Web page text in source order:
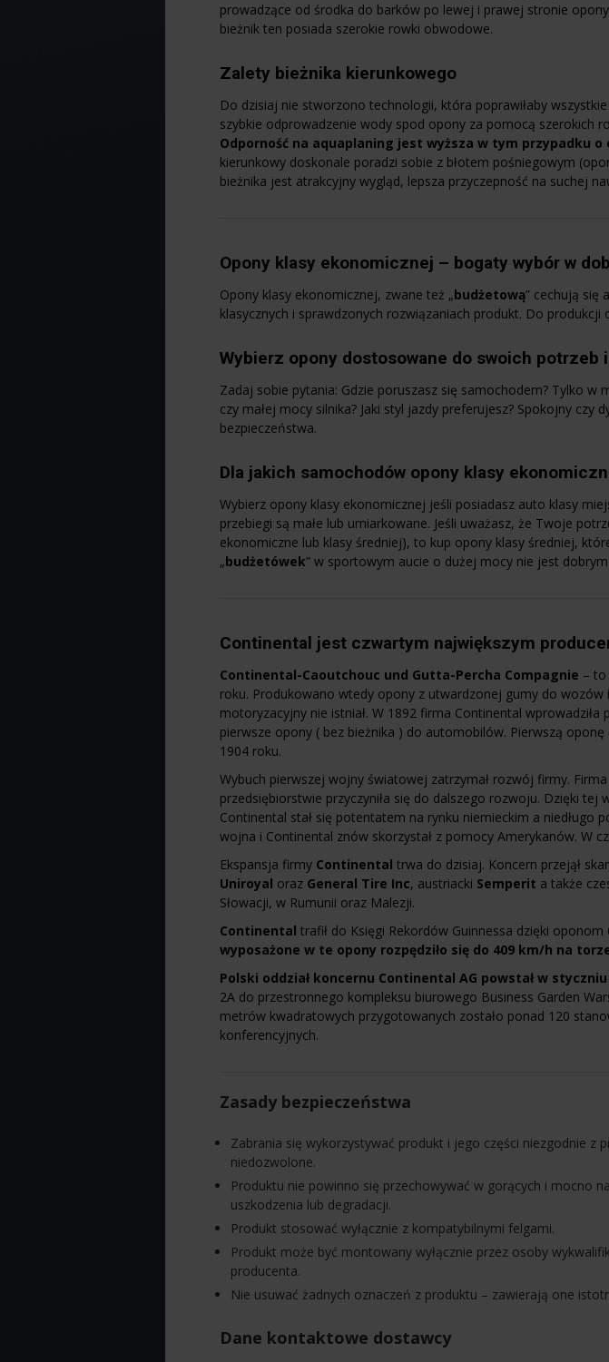
prowadzące od środka do barków po lewej i prawej stronie
bieżnik ten posiada szerokie rowki obwodowe.
Zalety bieżnika kierunkowego
Do dzisiaj nie stworzono technologii, która poprawiłaby
szybkie odprowadzenie wody spod opony za pomocą szerokich
Odporność na aquaplaning jest wyższa w tym przypadku
kierunkowy doskonale poradzi sobie z błotem pośniegowym
bieżnika jest atrakcyjny wygląd, lepsza przyczepność na suchej
Opony klasy ekonomicznej – bogaty wybór w
Opony klasy ekonomicznej, zwane też „budżetową” cechują się
klasycznych i sprawdzonych rozwiązaniach produkt. Do
Wybierz opony dostosowane do swoich potrzeb
Zadaj sobie pytania: Gdzie poruszasz się samochodem? Tylko w
czy małej mocy silnika? Jaki styl jazdy preferujesz? Spokojny
bezpieczeństwa.
Dla jakich samochodów opony klasy
Wybierz opony klasy ekonomicznej jeśli posiadasz auto klasy
przebiegi są małe lub umiarkowane. Jeśli uważasz, że Twoje
ekonomiczne lub klasy średniej), to kup opony klasy średniej,
„budżetówek” w sportowym aucie o dużej mocy nie jest dobrym
Continental jest czwartym największym
Continental-Caoutchouc und Gutta-Percha Compagnie – to
roku. Produkowano wtedy opony z utwardzonej gumy do
motoryzacyjny nie istniał. W 1892 firma Continental
pierwsze opony ( bez bieżnika ) do automobilów. Pierwszą
1904 roku.
Wybuch pierwszej wojny światowej zatrzymał rozwój firmy. Firma
przedsiębiorstwie przyczyniła się do dalszego rozwoju. Dzięki tej
Continental stał się potentatem na rynku niemieckim a niedługo
wojna i Continental znów skorzystał z pomocy Amerykanów. W
Ekspansja firmy Continental trwa do dzisiaj. Koncern przejął
Uniroyal oraz General Tire Inc, austriacki Semperit a także
Słowacji, w Rumunii oraz Malezji.
Continental trafił do Księgi Rekordów Guinnessa dzięki
wyposażone w te opony rozpędziło się do 409 km/h na
Polski oddział koncernu Continental AG powstał w styczniu
2A do przestronnego kompleksu biurowego Business Garden
metrów kwadratowych przygotowanych zostało ponad 120
konferencyjnych.
Zasady bezpieczeństwa
Zabrania się wykorzystywać produkt i jego części niezgodnie z
niedozwolone.
Produktu nie powinno się przechowywać w gorących i mocno
uszkodzenia lub degradacji.
Produkt stosować wyłącznie z kompatybilnymi felgami.
Produkt może być montowany wyłącznie przez osoby
producenta.
Nie usuwać żadnych oznaczeń z produktu – zawierają one
Dane kontaktowe dostawcy